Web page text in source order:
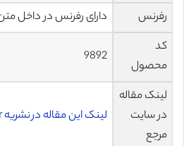
رفرنس
دارای رفرنس در داخل
کد
محصول
9892
لینک مقاله
در سایت
مرجع
لینک این مقاله در نشریه Elsevier